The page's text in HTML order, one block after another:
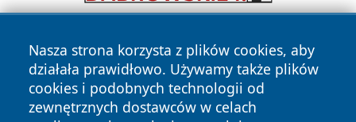
Nasza strona korzysta z plików cookies, aby
działała prawidłowo. Używamy także plików
cookies i podobnych technologii od
zewnętrznych dostawców w celach